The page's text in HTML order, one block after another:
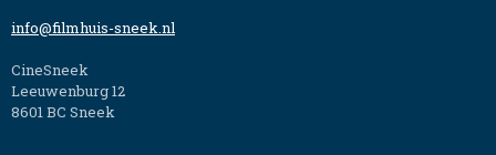
info@filmhuis-sneek.nl
CineSneek
Leeuwenburg 12
8601 BC Sneek